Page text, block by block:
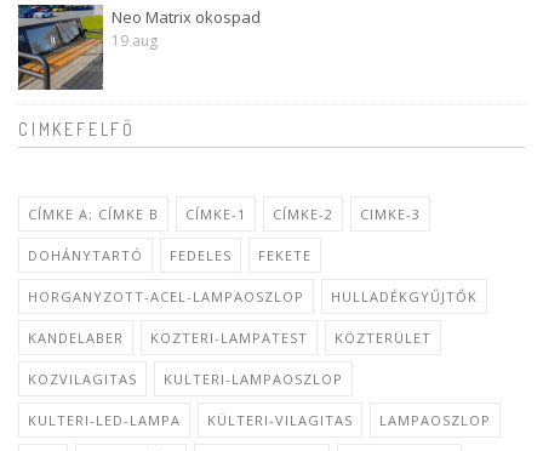
Neo Matrix okospad
19 aug
CIMKEFELFŐ
CÍMKE A; CÍMKE B CÍMKE-1 CÍMKE-2 CIMKE-3
DOHÁNYTARTÓ FEDELES FEKETE
HORGANYZOTT-ACEL-LAMPAOSZLOP HULLADÉKGYŰJTŐK
KANDELABER KOZTERI-LAMPATEST KÖZTERÜLET
KOZVILAGITAS KULTERI-LAMPAOSZLOP
KULTERI-LED-LAMPA KÜLTERI-VILAGITAS LAMPAOSZLOP